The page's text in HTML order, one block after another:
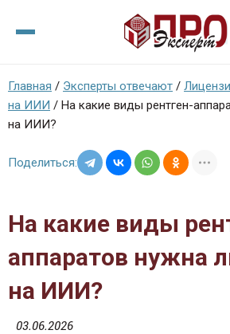
Главная / Эксперты отвечают /
на ИИИ / На какие виды рентген-
на ИИИ?
Поделиться:
На какие виды
аппаратов нужна
на ИИИ?
03.06.2026